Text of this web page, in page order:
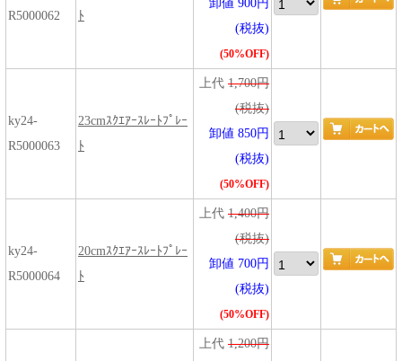
R5000062 ﾄ
卸値 900円
(税抜)
(50%OFF)
ky24-
R5000063
23cmｽｸｴｱｰｽﾚｰﾄﾌﾟﾚｰ
ﾄ
上代 1,700円
(税抜)
卸値 850円
(税抜)
(50%OFF)
ky24-
R5000064
20cmｽｸｴｱｰｽﾚｰﾄﾌﾟﾚｰ
ﾄ
上代 1,400円
(税抜)
卸値 700円
(税抜)
(50%OFF)
上代 1,200円